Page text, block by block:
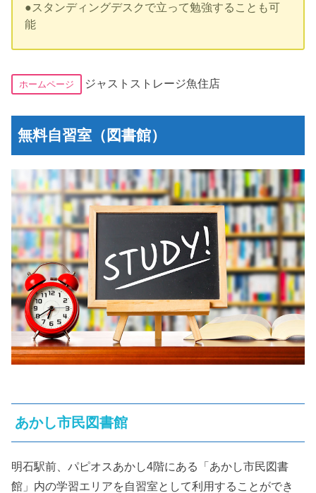
●スタンディングデスクで立って勉強することも可
能
ホームページ ジャストストレージ魚住店
無料自習室（図書館）
あかし市民図書館
明石駅前、パピオスあかし4階にある「あかし市民図書
館」内の学習エリアを自習室として利用することができ